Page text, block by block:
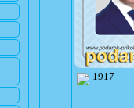
1917